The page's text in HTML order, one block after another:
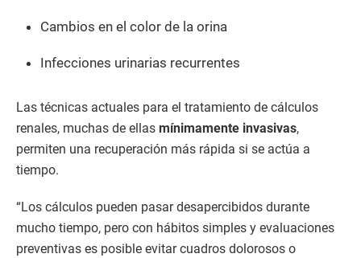
Cambios en el color de la orina
Infecciones urinarias recurrentes
Las técnicas actuales para el tratamiento de cálculos
renales, muchas de ellas mínimamente invasivas,
permiten una recuperación más rápida si se actúa a
tiempo.
“Los cálculos pueden pasar desapercibidos durante
mucho tiempo, pero con hábitos simples y evaluaciones
preventivas es posible evitar cuadros dolorosos o